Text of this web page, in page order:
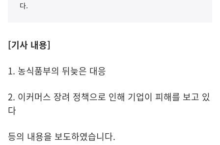
다.
[기사 내용]
1. 농식품부의 뒤늦은 대응
2. 이커머스 장려 정책으로 인해 기업이 피해를 보고 있
다
등의 내용을 보도하였습니다.